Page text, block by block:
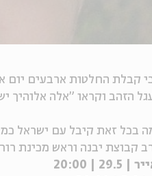
קבלת החלטות ארבעים יום
הזהב וקראו "אלה
בכל זאת קיבל עם ישראל
קבוצת יבנה וראש מכינת
| 20:00